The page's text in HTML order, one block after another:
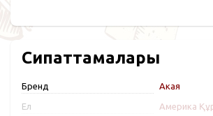
Сипаттамалары
Бренд Акая
Ел Америка